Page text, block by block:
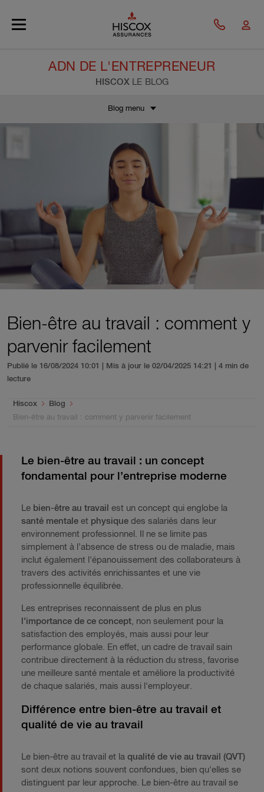
ADN DE L'ENTREPRENEUR
HISCOX LE BLOG
Blog menu
Bien-être au travail : comment y
parvenir facilement
Publié le 16/08/2024 10:01 | Mis à jour le 02/04/2025 14:21
| 4 min de
lecture
You are here:
Hiscox
Blog
Bien-être au travail : comment y parvenir facilement
Le bien-être au travail : un concept
fondamental pour l’entreprise moderne
Le bien-être au travail est un concept qui englobe la
santé mentale et physique des salariés dans leur
environnement professionnel. Il ne se limite pas
simplement à l’absence de stress ou de maladie, mais
inclut également l'épanouissement des collaborateurs à
travers des activités enrichissantes et une vie
professionnelle équilibrée.
Les entreprises reconnaissent de plus en plus
l'importance de ce concept , non seulement pour la
satisfaction des employés, mais aussi pour leur
performance globale. En effet, un cadre de travail sain
contribue directement à la réduction du stress, favorise
une meilleure santé mentale et améliore la productivité
de chaque salariés, mais aussi l'employeur.
Différence entre bien-être au travail et
qualité de vie au travail
Le bien-être au travail et la qualité de vie au travail (QVT)
sont deux notions souvent confondues, bien qu'elles se
distinguent par leur approche. Le bien-être au travail se